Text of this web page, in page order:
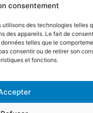
consentement
des technologies telles
des appareils. Le fait de
telles que le
consentir ou de retirer son
et fonctions.